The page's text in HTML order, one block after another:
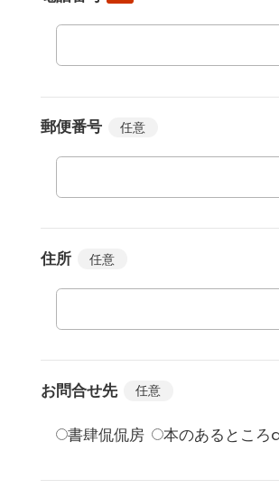
郵便番号 任意
住所 任意
お問合せ先 任意
書肆侃侃房 本のあるところ